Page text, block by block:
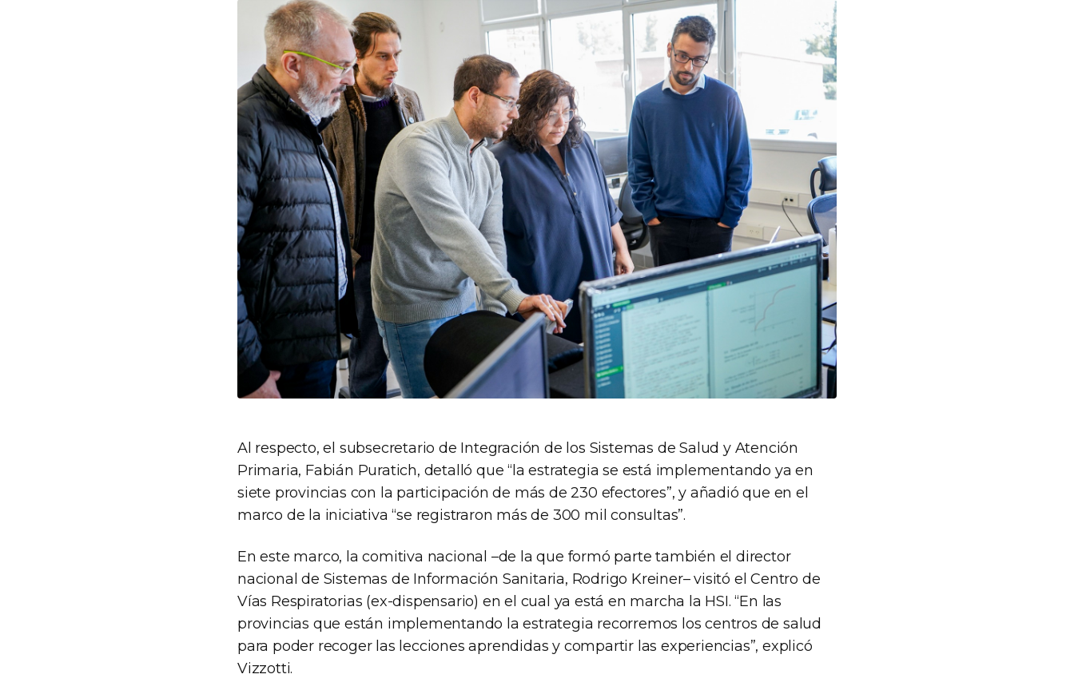
Al respecto, el subsecretario de Integración de los Sistemas de Salud y Atención
Primaria, Fabián Puratich, detalló que “la estrategia se está implementando ya en
siete provincias con la participación de más de 230 efectores”, y añadió que en el
marco de la iniciativa “se registraron más de 300 mil consultas”.
En este marco, la comitiva nacional –de la que formó parte también el director
nacional de Sistemas de Información Sanitaria, Rodrigo Kreiner– visitó el Centro de
Vías Respiratorias (ex-dispensario) en el cual ya está en marcha la HSI. “En las
provincias que están implementando la estrategia recorremos los centros de salud
para poder recoger las lecciones aprendidas y compartir las experiencias”, explicó
Vizzotti.